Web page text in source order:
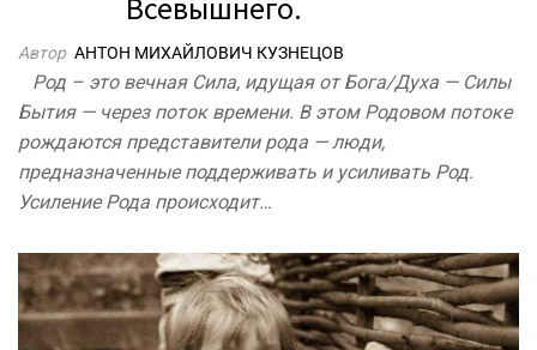
Автор АНТОН МИХАЙЛОВИЧ КУЗНЕЦОВ
Род – это вечная Сила, идущая от Бога/Духа — Силы
Бытия — через поток времени. В этом Родовом потоке
рождаются представители рода — люди,
предназначенные поддерживать и усиливать Род.
Усиление Рода происходит…